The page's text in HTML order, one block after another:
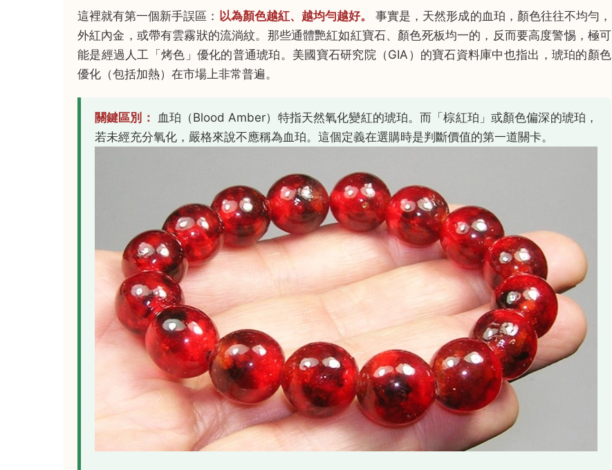
這裡就有第一個新手誤區： 以為顏色越紅、越均勻越好。
事實是，天然形成的血珀，顏色往往不均勻，
外紅內金，或帶有雲霧狀的流淌紋。那些通體艷紅如紅寶石、顏色死板均一的，反而要高度警惕，極可
能是經過人工「烤色」優化的普通琥珀。美國寶石研究院（GIA）的寶石資料庫中也指出，琥珀的顏色
優化（包括加熱）在市場上非常普遍。
關鍵區別：
血珀（Blood Amber）特指天然氧化變紅的琥珀。而「棕紅珀」或顏色偏深的琥珀，
若未經充分氧化，嚴格來說不應稱為血珀。這個定義在選購時是判斷價值的第一道關卡。